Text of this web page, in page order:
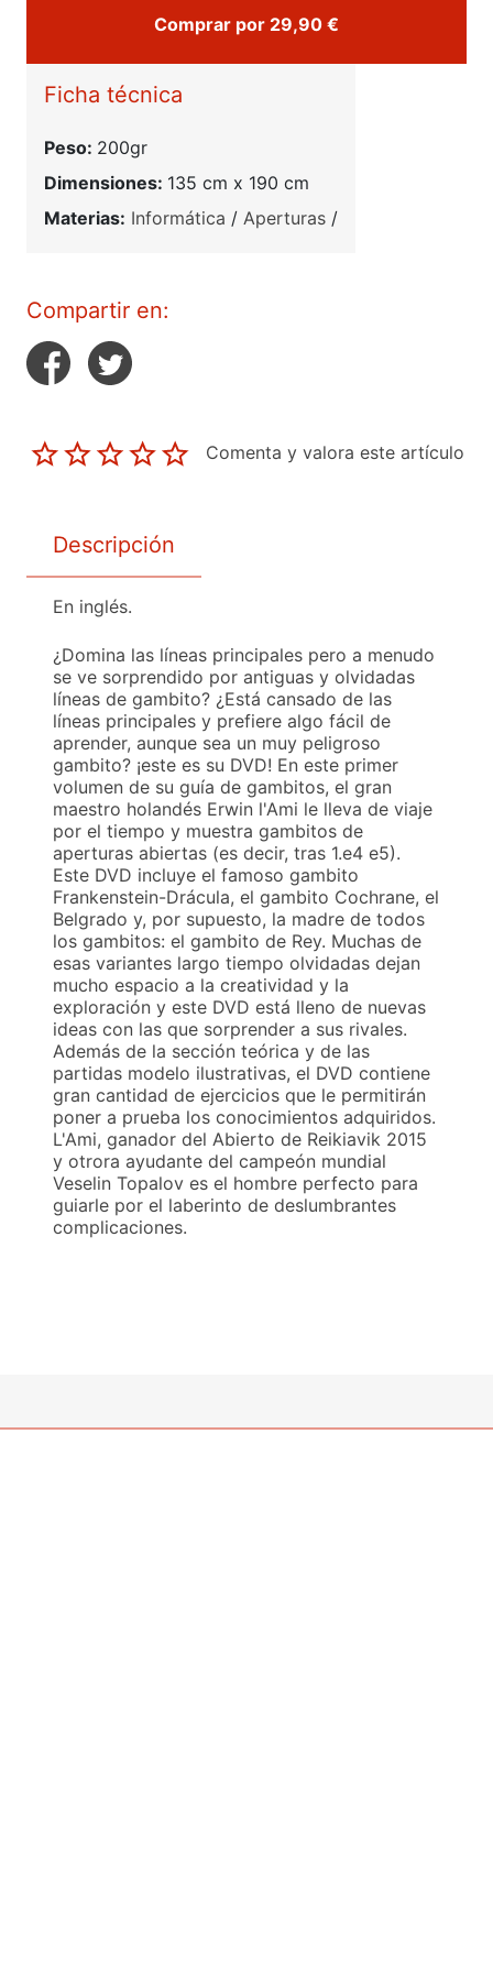
Comprar por 29,90 €
Ficha técnica
Peso: 200gr
Dimensiones: 135 cm x 190 cm
Materias: Informática / Aperturas /
Compartir en:
Comenta y valora este artículo
Descripción
En inglés.
¿Domina las líneas principales pero a menudo
se ve sorprendido por antiguas y olvidadas
líneas de gambito? ¿Está cansado de las
líneas principales y prefiere algo fácil de
aprender, aunque sea un muy peligroso
gambito? ¡este es su DVD! En este primer
volumen de su guía de gambitos, el gran
maestro holandés Erwin l'Ami le lleva de viaje
por el tiempo y muestra gambitos de
aperturas abiertas (es decir, tras 1.e4 e5).
Este DVD incluye el famoso gambito
Frankenstein-Drácula, el gambito Cochrane, el
Belgrado y, por supuesto, la madre de todos
los gambitos: el gambito de Rey. Muchas de
esas variantes largo tiempo olvidadas dejan
mucho espacio a la creatividad y la
exploración y este DVD está lleno de nuevas
ideas con las que sorprender a sus rivales.
Además de la sección teórica y de las
partidas modelo ilustrativas, el DVD contiene
gran cantidad de ejercicios que le permitirán
poner a prueba los conocimientos adquiridos.
L'Ami, ganador del Abierto de Reikiavik 2015
y otrora ayudante del campeón mundial
Veselin Topalov es el hombre perfecto para
guiarle por el laberinto de deslumbrantes
complicaciones.